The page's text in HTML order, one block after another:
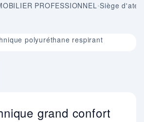
PROFESSIONNEL•Siège
polyuréthane respirant
grand confort